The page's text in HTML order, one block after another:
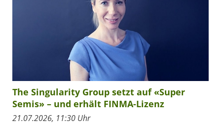
The Singularity Group setzt auf «Super
Semis» – und erhält FINMA-Lizenz
21.07.2026, 11:30 Uhr